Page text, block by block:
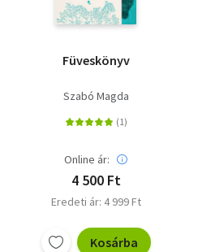
Füveskönyv
Szabó Magda
Online ár:
4 500 Ft
Eredeti ár: 4 999 Ft
Kosárba